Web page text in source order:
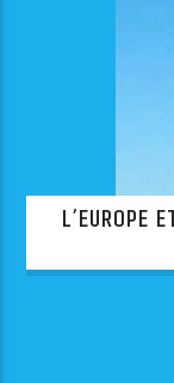
L’EUROPE